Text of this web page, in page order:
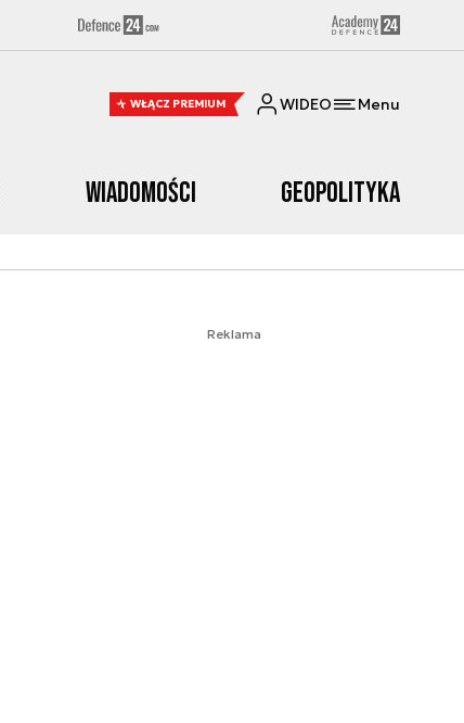
WŁĄCZ PREMIUM WIDEO Menu
Wiadomości Geopolityka
Reklama